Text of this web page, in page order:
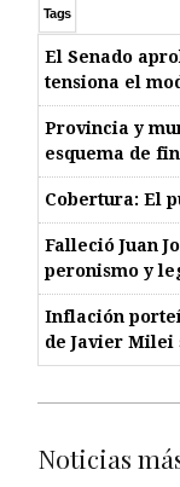
Tags
El Senado
tensiona el
Provincia y
esquema de
Cobertura: El
Falleció Juan
peronismo y
Inflación
de Javier Milei
Noticias